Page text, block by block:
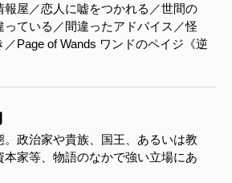
報屋／恋人に嘘をつかれる／世間の
ている／間違ったアドバイス／怪
／Page of Wands ワンドのペイジ《逆
政治家や貴族、国王、あるいは教
本家等、物語のなかで強い立場にあ